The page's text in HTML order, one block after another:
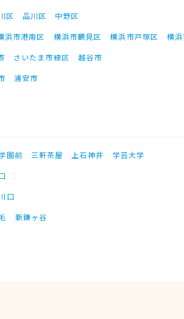
区 品川区
中野区
浜市港南区 横浜市鶴見区 横浜市戸塚区
横
さいたま市緑区
越谷市
浦安市
園前 三軒茶屋 上石神井
学芸大学
口
新鎌ヶ谷